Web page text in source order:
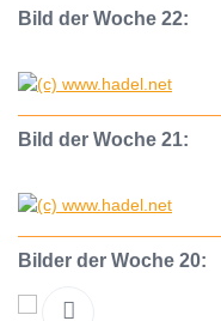
Bild der Woche 22:
Bild der Woche 21:
Bilder der Woche 20: